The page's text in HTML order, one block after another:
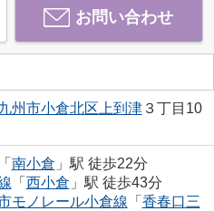
お問い合わせ
州市小倉北区 上到津３丁目10
「 南小倉 」駅 徒歩22分
「 西小倉 」駅 徒歩43分
モノレール小倉線 「 香春口三